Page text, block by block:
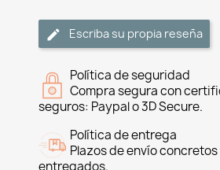
Escriba su propia reseña
Política de seguridad
Compra segura con
seguros: Paypal o 3D Secure.
Política de entrega
Plazos de envío
entregados.